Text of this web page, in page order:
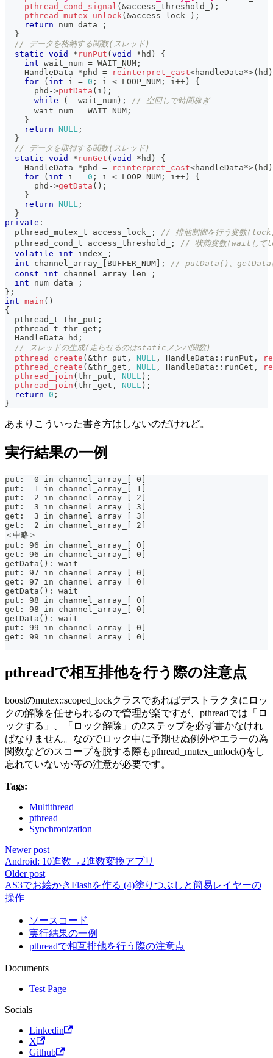
pthread_cond_signal ( &access_threshold_ ) ;
pthread_mutex_unlock ( &access_lock_ ) ;
return num_data_
;
}
// データを格納する関数(スレッド)
static void * runPut ( void * hd )
{
int wait_num = WAIT_NUM ;
    HandleData
*phd = reinterpret_cast<handleData*>( hd )
for
( int i = 0 ; i < LOOP_NUM ; i ++ )
{
      phd
->putData ( i ) ;
while
( --wait_num ) ;
// 空回しで時間稼ぎ
      wait_num
= WAIT_NUM ;
}
return NULL ;
}
// データを取得する関数(スレッド)
static void * runGet ( void * hd )
{
    HandleData
*phd = reinterpret_cast<handleData*>( hd )
for
( int i = 0 ; i < LOOP_NUM ; i ++ )
{
      phd
->getData ( ) ;
}
return NULL ;
}
private :
  pthread_mutex_t access_lock_
;
// 排他制御を行う変数
  pthread_cond_t access_threshold_
;
// 状態変数(waitして
volatile
int index_
;
int channel_array_ BUFFER_NUM ;
// putData()、getData()
const
int channel_array_len_
;
int num_data_
;
} ;
int main ( )
{
  pthread_t thr_put
;
  pthread_t thr_get
;
  HandleData hd
;
// スレッドの生成(走らせるのはstaticメンバ関数)
pthread_create ( &thr_put , NULL , HandleData :: runPut ,
pthread_create ( &thr_get , NULL , HandleData :: runGet ,
pthread_join ( thr_put , NULL ) ;
pthread_join ( thr_get , NULL ) ;
return 0 ;
}
あまりこういった書き方はしないのだけれど。
実行結果の一例
put:  0 in channel_array_[ 0]
put:  1 in channel_array_[ 1]
put:  2 in channel_array_[ 2]
put:  3 in channel_array_[ 3]
get:  3 in channel_array_[ 3]
get:  2 in channel_array_[ 2]
＜中略＞
put: 96 in channel_array_[ 0]
get: 96 in channel_array_[ 0]
getData(): wait
put: 97 in channel_array_[ 0]
get: 97 in channel_array_[ 0]
getData(): wait
put: 98 in channel_array_[ 0]
get: 98 in channel_array_[ 0]
getData(): wait
put: 99 in channel_array_[ 0]
get: 99 in channel_array_[ 0]
pthreadで相互排他を行う際の注意点
boostのmutex::scoped_lockクラスであればデストラクタにロッ
クの解除を任せられるので管理が楽ですが、pthreadでは「ロ
ックする」、「ロック解除」の2ステップを必ず書かなけれ
ばなりません。なのでロック中に予期せぬ例外やエラーの為
関数などのスコープを脱する際もpthread_mutex_unlock()をし
忘れていないか等の注意が必要です。
Tags:
Multithread
pthread
Synchronization
Newer post
Android: 10進数→2進数変換アプリ
Older post
AS3でお絵かきFlashを作る (4)塗りつぶしと簡易レイヤーの
操作
ソースコード
実行結果の一例
pthreadで相互排他を行う際の注意点
Documents
Test Page
Socials
Linkedin
X
Github